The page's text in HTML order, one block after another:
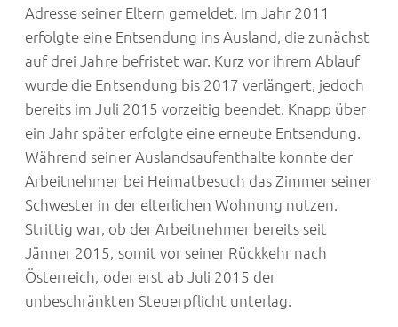
Adresse seiner Eltern gemeldet. Im Jahr 2011
erfolgte eine Entsendung ins Ausland, die zunächst
auf drei Jahre befristet war. Kurz vor ihrem Ablauf
wurde die Entsendung bis 2017 verlängert, jedoch
bereits im Juli 2015 vorzeitig beendet. Knapp über
ein Jahr später erfolgte eine erneute Entsendung.
Während seiner Auslandsaufenthalte konnte der
Arbeitnehmer bei Heimatbesuch das Zimmer seiner
Schwester in der elterlichen Wohnung nutzen.
Strittig war, ob der Arbeitnehmer bereits seit
Jänner 2015, somit vor seiner Rückkehr nach
Österreich, oder erst ab Juli 2015 der
unbeschränkten Steuerpflicht unterlag.